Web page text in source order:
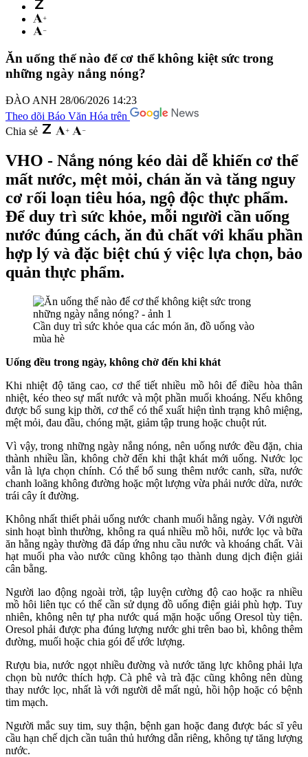
Ăn uống thế nào để cơ thể không kiệt sức trong
những ngày nắng nóng?
ĐÀO ANH 28/06/2026 14:23
Theo dõi Báo Văn Hóa trên
Chia sẻ
VHO - Nắng nóng kéo dài dễ khiến cơ thể
mất nước, mệt mỏi, chán ăn và tăng nguy
cơ rối loạn tiêu hóa, ngộ độc thực phẩm.
Để duy trì sức khỏe, mỗi người cần uống
nước đúng cách, ăn đủ chất với khẩu phần
hợp lý và đặc biệt chú ý việc lựa chọn, bảo
quản thực phẩm.
Cần duy trì sức khỏe qua các món ăn, đồ uống vào
mùa hè
Uống đều trong ngày, không chờ đến khi khát
Khi nhiệt độ tăng cao, cơ thể tiết nhiều mồ hôi để điều hòa thân
nhiệt, kéo theo sự mất nước và một phần muối khoáng. Nếu không
được bổ sung kịp thời, cơ thể có thể xuất hiện tình trạng khô miệng,
mệt mỏi, đau đầu, chóng mặt, giảm tập trung hoặc chuột rút.
Vì vậy, trong những ngày nắng nóng, nên uống nước đều đặn, chia
thành nhiều lần, không chờ đến khi thật khát mới uống. Nước lọc
vẫn là lựa chọn chính. Có thể bổ sung thêm nước canh, sữa, nước
chanh loãng không đường hoặc một lượng vừa phải nước dừa, nước
trái cây ít đường.
Không nhất thiết phải uống nước chanh muối hằng ngày. Với người
sinh hoạt bình thường, không ra quá nhiều mồ hôi, nước lọc và bữa
ăn hằng ngày thường đã đáp ứng nhu cầu nước và khoáng chất. Vài
hạt muối pha vào nước cũng không tạo thành dung dịch điện giải
cân bằng.
Người lao động ngoài trời, tập luyện cường độ cao hoặc ra nhiều
mồ hôi liên tục có thể cần sử dụng đồ uống điện giải phù hợp. Tuy
nhiên, không nên tự pha nước quá mặn hoặc uống Oresol tùy tiện.
Oresol phải được pha đúng lượng nước ghi trên bao bì, không thêm
đường, muối hoặc chia gói để ước lượng.
Rượu bia, nước ngọt nhiều đường và nước tăng lực không phải lựa
chọn bù nước thích hợp. Cà phê và trà đặc cũng không nên dùng
thay nước lọc, nhất là với người dễ mất ngủ, hồi hộp hoặc có bệnh
tim mạch.
Người mắc suy tim, suy thận, bệnh gan hoặc đang được bác sĩ yêu
cầu hạn chế dịch cần tuân thủ hướng dẫn riêng, không tự tăng lượng
nước.